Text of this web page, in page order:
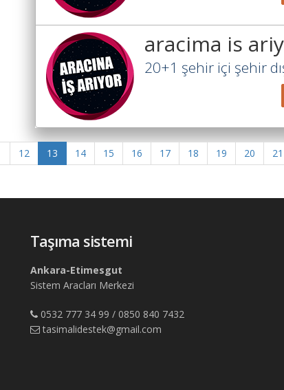
aracima is
20+1 şehir içi şehir
12 13 14 15 16 17 18 19 20 21
Taşıma sistemi
Ankara-Etimesgut
Sistem Aracları Merkezi
0532 777 34 99 / 0850 840 7432
tasimalidestek@gmail.com